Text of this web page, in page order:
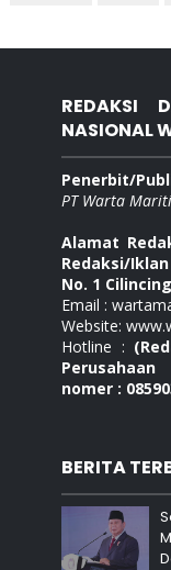
REDAKSI
NASIONAL
Penerbit/
PT Warta
Alamat
Redaksi/
No. 1
Email :
Website:
Hotline :
nomer :
BERITA